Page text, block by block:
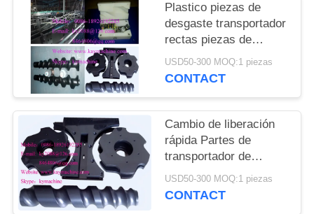
PRIVACY
POLICY
Plastico piezas de
desgaste transportador
rectas piezas de
plástico transportador
piezas de cambio
USD50-300 MOQ:1 piezas
CONTACT
Cambio de liberación
rápida Partes de
transportador de
plástico componentes
guías de salida de
USD50-300 MOQ:1 piezas
CONTACT